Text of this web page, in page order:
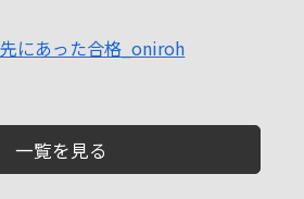
にあった合格_oniroh
一覧を見る